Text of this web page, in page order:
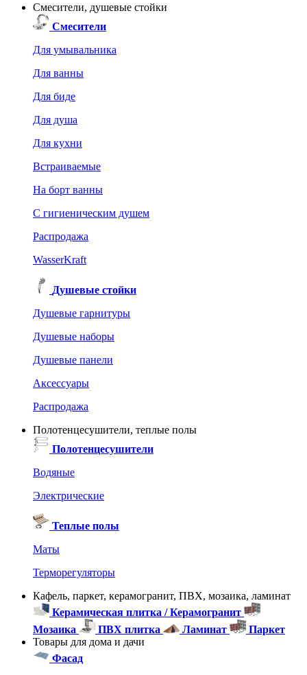
Смесители, душевые стойки
Смесители
Для умывальника
Для ванны
Для биде
Для душа
Для кухни
Встраиваемые
На борт ванны
C гигиеническим душем
Распродажа
WasserKraft
Душевые стойки
Душевые гарнитуры
Душевые наборы
Душевые панели
Аксессуары
Распродажа
Полотенцесушители, теплые полы
Полотенцесушители
Водяные
Электрические
Теплые полы
Маты
Терморегуляторы
Кафель, паркет, керамогранит, ПВХ, мозаика, ламинат
Керамическая плитка / Керамогранит
Мозаика
ПВХ плитка Ламинат
Паркет
Товары для дома и дачи
Фасад